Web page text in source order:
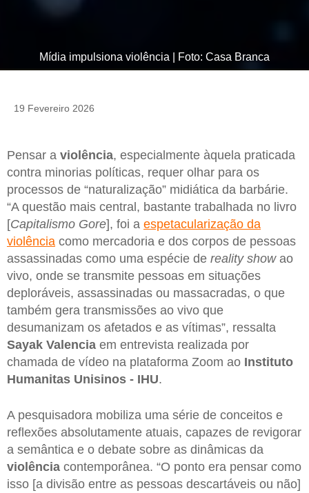
Mídia impulsiona violência | Foto: Casa Branca
19 Fevereiro 2026
Pensar a violência, especialmente àquela praticada
contra minorias políticas, requer olhar para os
processos de “naturalização” midiática da barbárie.
“A questão mais central, bastante trabalhada no livro
[Capitalismo Gore], foi a espetacularização da
violência como mercadoria e dos corpos de pessoas
assassinadas como uma espécie de reality showao
vivo, onde se transmite pessoas em situações
deploráveis, assassinadas ou massacradas, o que
também gera transmissões ao vivo que
desumanizam os afetados e as vítimas”, ressalta
Sayak Valencia em entrevista realizada por
chamada de vídeo na plataforma Zoom ao Instituto
Humanitas Unisinos - IHU.
A pesquisadora mobiliza uma série de conceitos e
reflexões absolutamente atuais, capazes de revigorar
a semântica e o debate sobre as dinâmicas da
violência contemporânea. “O ponto era pensar como
isso [a divisão entre as pessoas descartáveis ou não]